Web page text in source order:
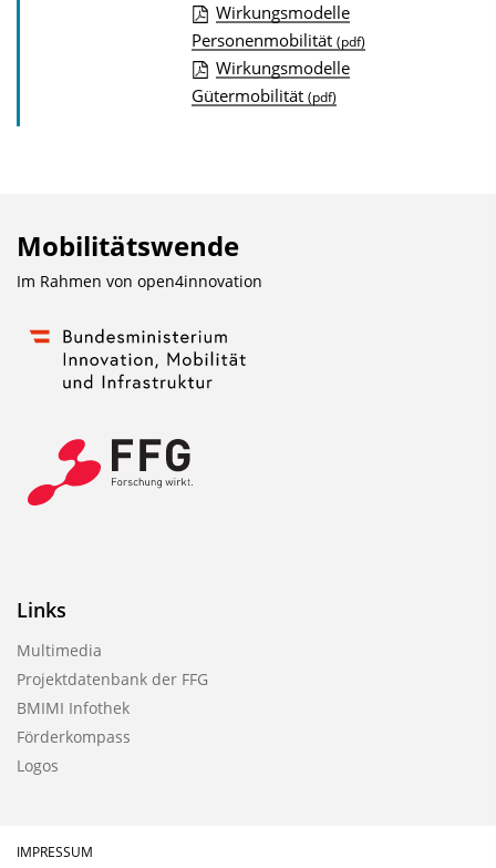
o
w
n
l
z
u
r
P
u
i
Wirkungsmodelle
Personenmobilität (pdf)
Wirkungsmodelle
Gütermobilität (pdf)
Mobilitätswende
Im Rahmen von open4innovation
Links
Multimedia
Projektdatenbank der FFG
BMIMI Infothek
Förderkompass
Logos
IMPRESSUM